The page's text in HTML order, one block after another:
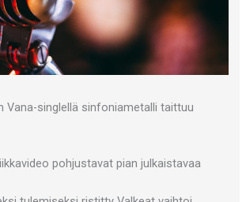
pohjustavat pian julkaistavaa